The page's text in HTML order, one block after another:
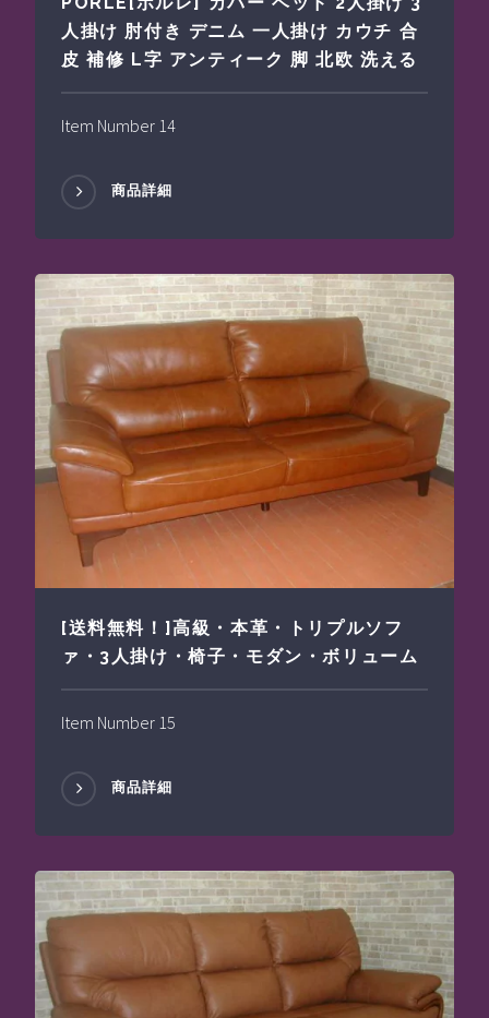
人掛け 肘付き デニム 一人掛け カウチ 合
皮 補修 L字 アンティーク 脚 北欧 洗える
Item Number 14
商品詳細
[送料無料！]高級・本革・トリプルソフ
ァ・3人掛け・椅子・モダン・ボリューム
Item Number 15
商品詳細